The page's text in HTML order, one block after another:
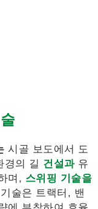
시골 보도에서 도
경의 길 건설과유
며, 스위핑 기술을
술은 트랙터, 밴